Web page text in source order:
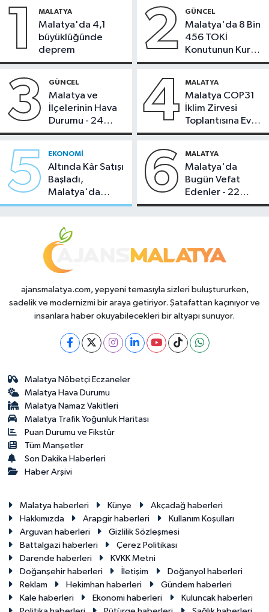
1 MALATYA
Malatya'da 4,1
büyüklüğünde
deprem
2 GÜNCEL
Malatya'da 8 Bin
456 TOKİ
Konutunun Kurası
Bugün Çekiliyor
3 GÜNCEL
Malatya ve
İlçelerinin Hava
Durumu - 24
Temmuz 2026
4 MALATYA
Malatya COP31
İklim Zirvesi
Toplantısına Ev
Sahipliği Yaptı
5 EKONOMI
Altında Kâr Satışı
Başladı,
Malatya'da
Makas Ne
6 MALATYA
Malatya'da
Bugün Vefat
Edenler - 22
Temmuz 2026
ajansmalatya.com, yepyeni temasıyla sizleri buluştururken,
sadelik ve modernizmi bir araya getiriyor. Şatafattan kaçınıyor ve
insanlara haber okuyabilecekleri bir altyapı sunuyor.
Malatya Nöbetçi Eczaneler
Malatya Hava Durumu
Malatya Namaz Vakitleri
Malatya Trafik Yoğunluk Haritası
Puan Durumu ve Fikstür
Tüm Manşetler
Son Dakika Haberleri
Haber Arşivi
Malatya haberleri Künye
Akçadağ haberleri
Hakkımızda
Arapgir haberleri
Kullanım Koşulları
Arguvan haberleri
Gizlilik Sözleşmesi
Battalgazi haberleri
Çerez Politikası
Darende haberleri
KVKK Metni
Doğanşehir haberleri
İletişim
Doğanyol haberleri
Reklam
Hekimhan haberleri
Gündem haberleri
Kale haberleri
Ekonomi haberleri
Kuluncak haberleri